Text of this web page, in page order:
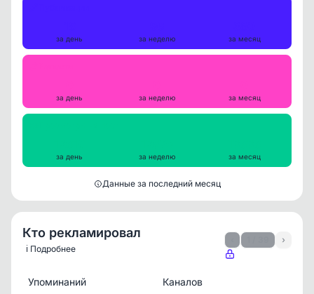
за день за неделю за месяц
за день за неделю за месяц
за день за неделю за месяц
Данные за последний месяц
Кто рекламировал
ℹ️ Подробнее
›
Упоминаний Каналов